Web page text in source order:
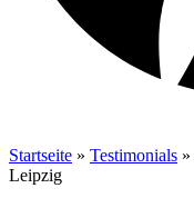
Startseite » Testimonials »
Leipzig